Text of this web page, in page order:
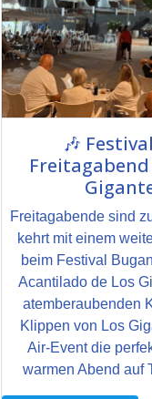
🎶
Freitagabende sind
kehrt mit einem
beim Festival
Acantilado de Los
atemberaubenden
Klippen von Los
Air-Event die
warmen Abend auf